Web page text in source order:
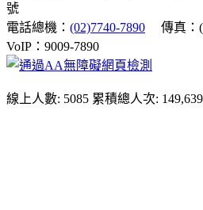
號
電話總機： (02)7740-7890 傳真：
VoIP：9009-7890
線上人數: 5085 累積總人次: